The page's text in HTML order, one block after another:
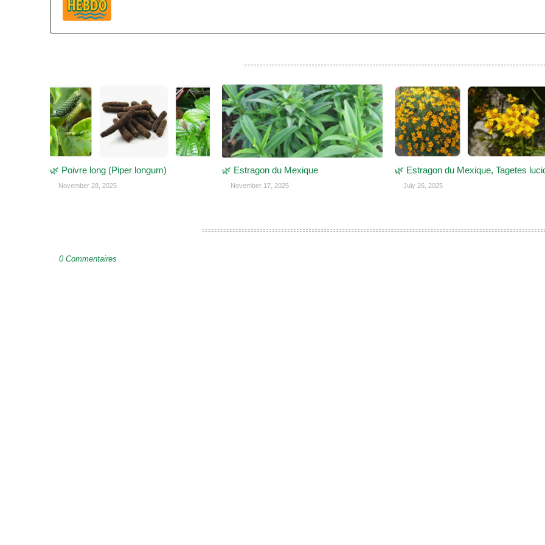
🌿 Poivre long (Piper longum)
November 28, 2025
🌿 Estragon du Mexique
November 17, 2025
🌿 Estragon du Mexique, Tagetes
July 26, 2025
0 Commentaires